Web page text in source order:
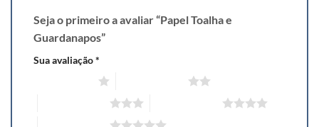
Seja o primeiro a avaliar “Papel Toalha e
Guardanapos”
Sua avaliação*